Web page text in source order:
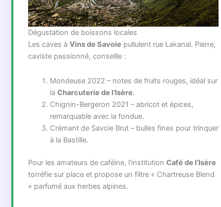
Dégustation de boissons locales
Les caves à Vins de Savoie pullulent rue Lakanal. Pierre,
caviste passionné, conseille :
Mondeuse 2022 – notes de fruits rouges, idéal sur
la Charcuterie de l’Isère.
Chignin-Bergeron 2021 – abricot et épices,
remarquable avec la fondue.
Crémant de Savoie Brut – bulles fines pour trinquer
à la Bastille.
Pour les amateurs de caféine, l’institution Café de l’Isère
torréfie sur place et propose un filtre « Chartreuse Blend
» parfumé aux herbes alpines.